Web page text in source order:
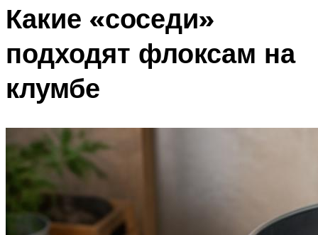
Какие «соседи»
подходят флоксам на
клумбе